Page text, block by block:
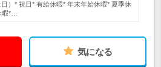
）* 祝日* 有給休暇* 年末年始休暇* 夏季休
暇*…
気になる